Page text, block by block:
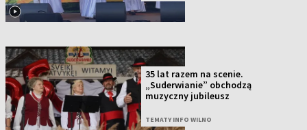
35 lat razem na scenie.
„Suderwianie” obchodzą
muzyczny jubileusz
TEMATY INFO WILNO